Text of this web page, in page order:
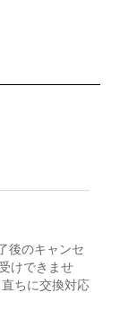
後のキャンセ
けできませ
ちに交換対応